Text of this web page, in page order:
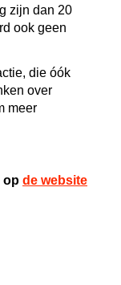
zijn dan 20
ook geen
die óók
over
meer
op de website